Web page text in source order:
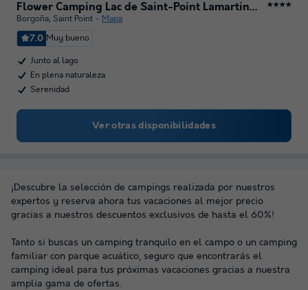
Flower Camping Lac de Saint-Point Lamartine en Bourgogne ★★★★
Borgoña, Saint Point Mapa
7.0 Muy bueno
Junto al lago
En plena naturaleza
Serenidad
Ver otras disponibilidades
¡Descubre la selección de campings realizada por nuestros
expertos y reserva ahora tus vacaciones al mejor precio
gracias a nuestros descuentos exclusivos de hasta el 60%!
Tanto si buscas un camping tranquilo en el campo o un camping
familiar con parque acuático, seguro que encontrarás el
camping ideal para tus próximas vacaciones gracias a nuestra
amplia gama de ofertas.